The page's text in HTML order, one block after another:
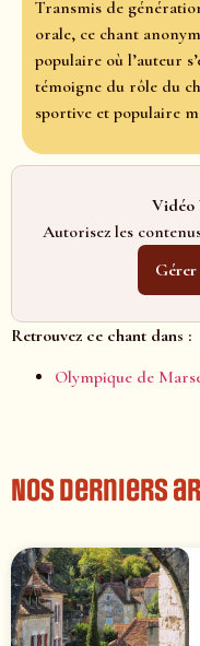
Transmis de
orale, ce chant
populaire où l’auteur
témoigne du rôle du
sportive et populaire
Vidéo
Autorisez les
Gérer
Retrouvez ce chant dans :
Olympique de
Nos derniers